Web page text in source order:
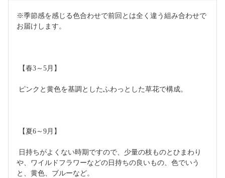
※季節感を感じる色合わせで前回とは全く違う組み合わせで
お届けします。
【春3～5月】
ピンクと黄色を基調としたふわっとした草花で構成。
【夏6～9月】
や、ワイルドフラワーなどの日持ちの良いもの、色でいう
と、黄色、ブルーなど。